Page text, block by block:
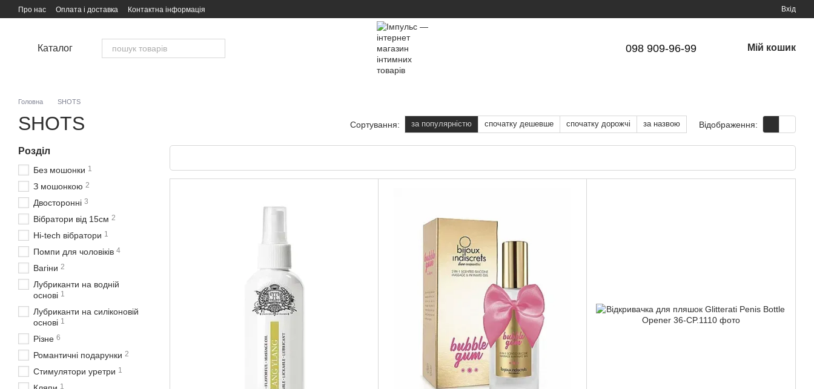
Перейти до основного контенту
Про нас Оплата і доставка Контактна інформація Вхід
Каталог 098 909-96-99 Мій кошик
Головна SHOTS
SHOTS Сортування: за популярністю спочатку дешевше спочатку дорожчі за назвою Відображення:
Розділ
Без мошонки 1
З мошонкою 2
Двосторонні 3
Вібратори від 15см 2
Hi-tech вібратори 1
Помпи для чоловіків 4
Вагіни 2
Лубриканти на водній
основі 1
Лубриканти на силіконовій
основі 1
Різне 6
Романтичні подарунки 2
Стимулятори уретри 1
1